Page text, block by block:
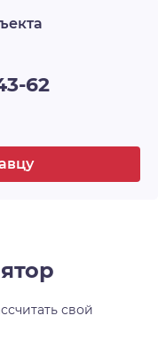
школа
и
рядом с
рынке
62
свой